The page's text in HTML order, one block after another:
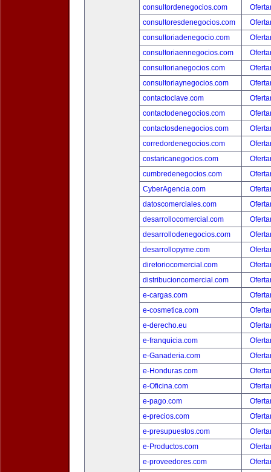
consultordenegocios.com
consultoresdenegocios.com
consultoriadenegocio.com
consultoriaennegocios.com
consultorianegocios.com
consultoriaynegocios.com
contactoclave.com
contactodenegocios.com
contactosdenegocios.com
corredordenegocios.com
costaricanegocios.com
cumbredenegocios.com
CyberAgencia.com
datoscomerciales.com
desarrollocomercial.com
desarrollodenegocios.com
desarrollopyme.com
diretoriocomercial.com
distribucioncomercial.com
e-cargas.com
e-cosmetica.com
e-derecho.eu
e-franquicia.com
e-Ganaderia.com
e-Honduras.com
e-Oficina.com
e-pago.com
e-precios.com
e-presupuestos.com
e-Productos.com
e-proveedores.com